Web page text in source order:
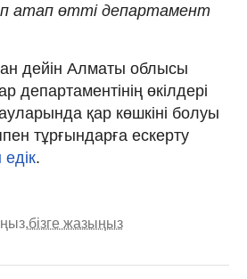
атап өтті департамент
дейін Алматы облысы
департаментінің өкілдері
қар көшкіні болуы
тұрғындарға ескерту
.
бізге жазыңыз